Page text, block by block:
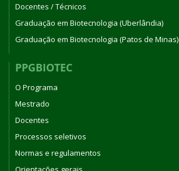
Docentes / Técnicos
Graduação em Biotecnologia (Uberlândia)
Graduação em Biotecnologia (Patos de Minas)
PPGBIOTEC
O Programa
Mestrado
Docentes
Processos seletivos
Normas e regulamentos